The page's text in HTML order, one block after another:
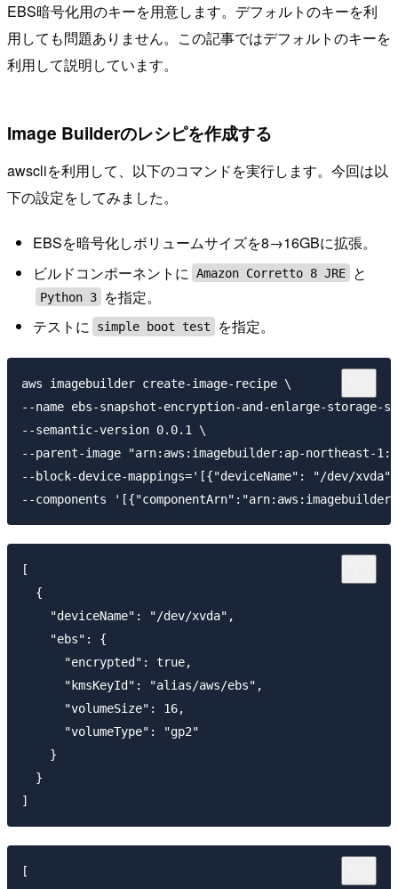
EBS暗号化用のキーを用意します。デフォルトのキーを利
用しても問題ありません。この記事ではデフォルトのキーを
利用して説明しています。
Image Builderのレシピを作成する
awscliを利用して、以下のコマンドを実行します。今回は以
下の設定をしてみました。
EBSを暗号化しボリュームサイズを8→16GBに拡張。
ビルドコンポーネントに Amazon Corretto 8 JRE と
Python 3
を指定。
テストに
simple boot test を指定。
aws imagebuilder create-image-recipe \
--name ebs-snapshot-encryption-and-enlarge-storage-
--semantic-version 0.0.1 \
--parent-image "arn:aws:imagebuilder:ap-northeast-
--block-device-mappings='[{"deviceName": "/dev/
[
  {
    "deviceName": "/dev/xvda",
    "ebs": {
      "encrypted": true,
      "kmsKeyId": "alias/aws/ebs",
      "volumeSize": 16,
      "volumeType": "gp2"
    }
  }
[